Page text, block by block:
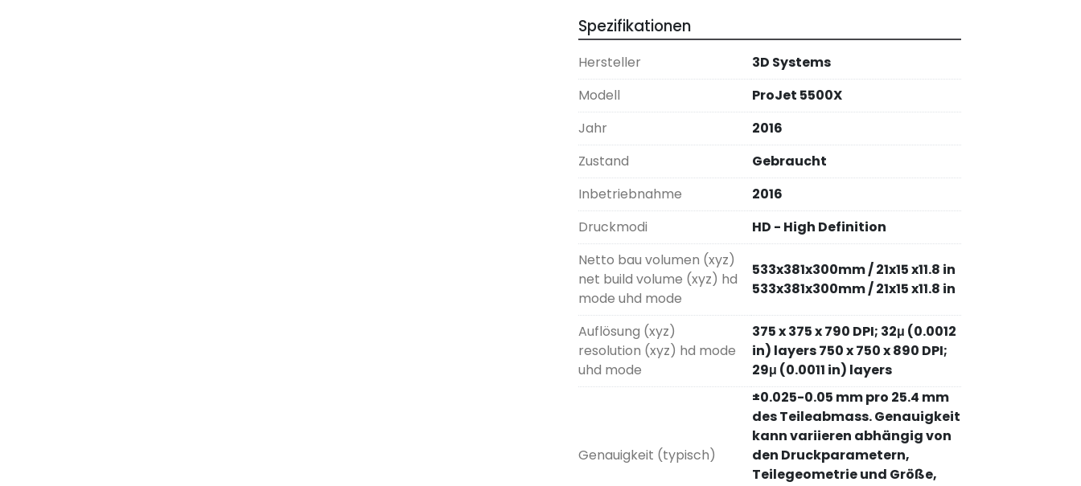
Spezifikationen
Hersteller
3D Systems
Modell
ProJet 5500X
Jahr
2016
Zustand
Gebraucht
Inbetriebnahme
2016
Druckmodi
HD - High Definition
Netto bau volumen (xyz)
net build volume (xyz) hd
mode uhd mode
533x381x300mm / 21x15 x11.8 in
533x381x300mm / 21x15 x11.8 in
Auflösung (xyz)
resolution (xyz) hd mode
uhd mode
375 x 375 x 790 DPI; 32μ (0.0012
in) layers 750 x 750 x 890 DPI;
29μ (0.0011 in) layers
Genauigkeit (typisch)
±0.025-0.05 mm pro 25.4 mm
des Teileabmass. Genauigkeit
kann variieren abhängig von
den Druckparametern,
Teilegeometrie und Größe,